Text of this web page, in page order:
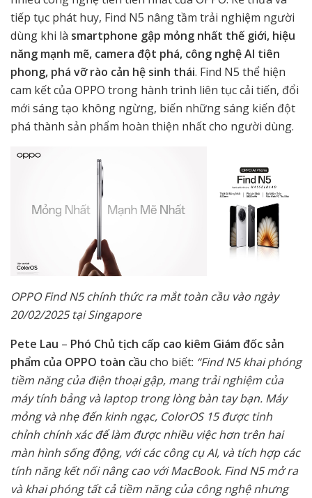
tiếp tục phát huy, Find N5 nâng tầm trải nghiệm người
dùng khi là smartphone gập mỏng nhất thế giới, hiệu
năng mạnh mẽ, camera đột phá, công nghệ AI tiên
phong, phá vỡ rào cản hệ sinh thái. Find N5 thể hiện
cam kết của OPPO trong hành trình liên tục cải tiến, đổi
mới sáng tạo không ngừng, biến những sáng kiến đột
phá thành sản phẩm hoàn thiện nhất cho người dùng.
OPPO Find N5 chính thức ra mắt toàn cầu vào ngày
20/02/2025 tại Singapore
Pete Lau – Phó Chủ tịch cấp cao kiêm Giám đốc sản
phẩm của OPPO toàn cầu cho biết: “Find N5 khai phóng
tiềm năng của điện thoại gập, mang trải nghiệm của
máy tính bảng và laptop trong lòng bàn tay bạn. Máy
mỏng và nhẹ đến kinh ngạc, ColorOS 15 được tinh
chỉnh chính xác để làm được nhiều việc hơn trên hai
màn hình sống động, với các công cụ AI, và tích hợp các
tính năng kết nối nâng cao với MacBook. Find N5 mở ra
và khai phóng tất cả tiềm năng của công nghệ nhưng